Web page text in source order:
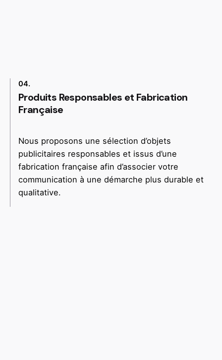
04.
Produits Responsables et Fabrication
Française
Nous proposons une sélection d’objets
publicitaires responsables et issus d’une
fabrication française afin d’associer votre
communication à une démarche plus durable et
qualitative.